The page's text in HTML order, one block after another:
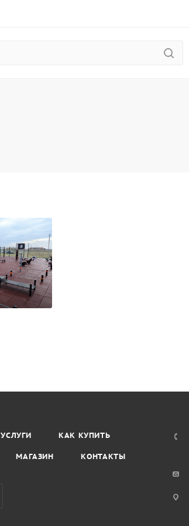
УСЛУГИ КАК КУПИТЬ
МАГАЗИН КОНТАКТЫ